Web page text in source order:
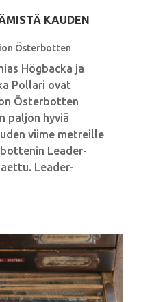
KAUDEN
Österbotten
Högbacka ja
Pollari ovat
Österbotten
paljon hyviä
viime metreille
Leader-
Leader-